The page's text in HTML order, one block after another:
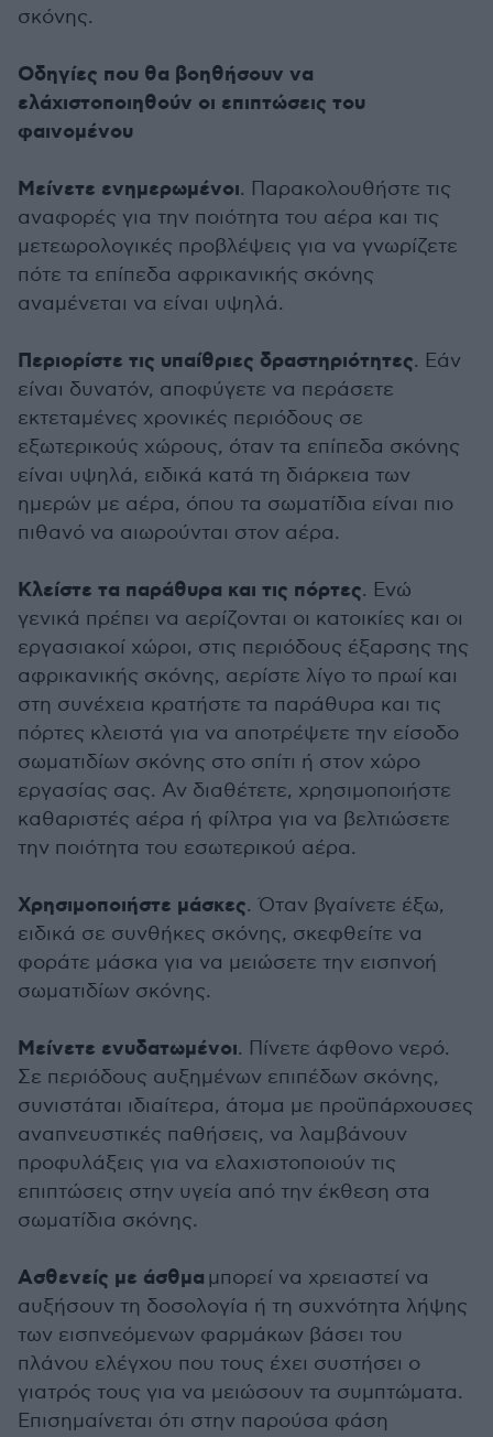
σκόνης.
Οδηγίες που θα βοηθήσουν να
ελάχιστοποιηθούν οι επιπτώσεις του
φαινομένου
Μείνετε ενημερωμένοι. Παρακολουθήστε τις
αναφορές για την ποιότητα του αέρα και τις
μετεωρολογικές προβλέψεις για να γνωρίζετε
πότε τα επίπεδα αφρικανικής σκόνης
αναμένεται να είναι υψηλά.
Περιορίστε τις υπαίθριες δραστηριότητες. Εάν
είναι δυνατόν, αποφύγετε να περάσετε
εκτεταμένες χρονικές περιόδους σε
εξωτερικούς χώρους, όταν τα επίπεδα σκόνης
είναι υψηλά, ειδικά κατά τη διάρκεια των
ημερών με αέρα, όπου τα σωματίδια είναι πιο
πιθανό να αιωρούνται στον αέρα.
Κλείστε τα παράθυρα και τις πόρτες. Ενώ
γενικά πρέπει να αερίζονται οι κατοικίες και οι
εργασιακοί χώροι, στις περιόδους έξαρσης της
αφρικανικής σκόνης, αερίστε λίγο το πρωί και
στη συνέχεια κρατήστε τα παράθυρα και τις
πόρτες κλειστά για να αποτρέψετε την είσοδο
σωματιδίων σκόνης στο σπίτι ή στον χώρο
εργασίας σας. Αν διαθέτετε, χρησιμοποιήστε
καθαριστές αέρα ή φίλτρα για να βελτιώσετε
την ποιότητα του εσωτερικού αέρα.
Χρησιμοποιήστε μάσκες. Όταν βγαίνετε έξω,
ειδικά σε συνθήκες σκόνης, σκεφθείτε να
φοράτε μάσκα για να μειώσετε την εισπνοή
σωματιδίων σκόνης.
Μείνετε ενυδατωμένοι. Πίνετε άφθονο νερό.
Σε περιόδους αυξημένων επιπέδων σκόνης,
συνιστάται ιδιαίτερα, άτομα με προϋπάρχουσες
αναπνευστικές παθήσεις, να λαμβάνουν
προφυλάξεις για να ελαχιστοποιούν τις
επιπτώσεις στην υγεία από την έκθεση στα
σωματίδια σκόνης.
Ασθενείς με άσθμα μπορεί να χρειαστεί να
αυξήσουν τη δοσολογία ή τη συχνότητα λήψης
των εισπνεόμενων φαρμάκων βάσει του
πλάνου ελέγχου που τους έχει συστήσει ο
γιατρός τους για να μειώσουν τα συμπτώματα.
Επισημαίνεται ότι στην παρούσα φάση